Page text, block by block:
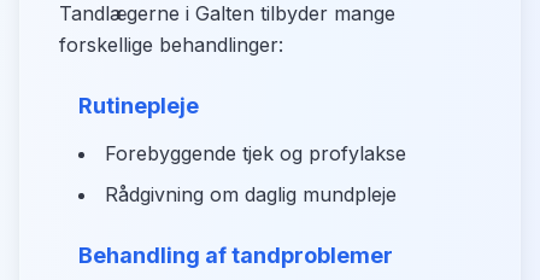
Tandlægerne i Galten tilbyder mange
forskellige behandlinger:
Rutinepleje
Forebyggende tjek og profylakse
Rådgivning om daglig mundpleje
Behandling af tandproblemer